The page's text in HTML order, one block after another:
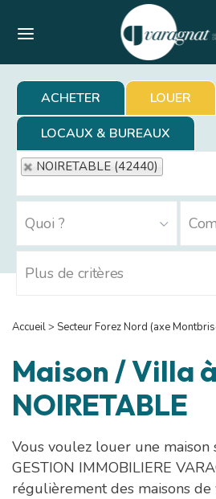
ACHETER
LOUER
LOCAUX & BUREAUX
NOIRETABLE (42440)
Accueil> Secteur Forez Nord (axe
Maison / Villa
NOIRETABLE
Vous voulez louer une maison
GESTION IMMOBILIERE
régulièrement des maisons